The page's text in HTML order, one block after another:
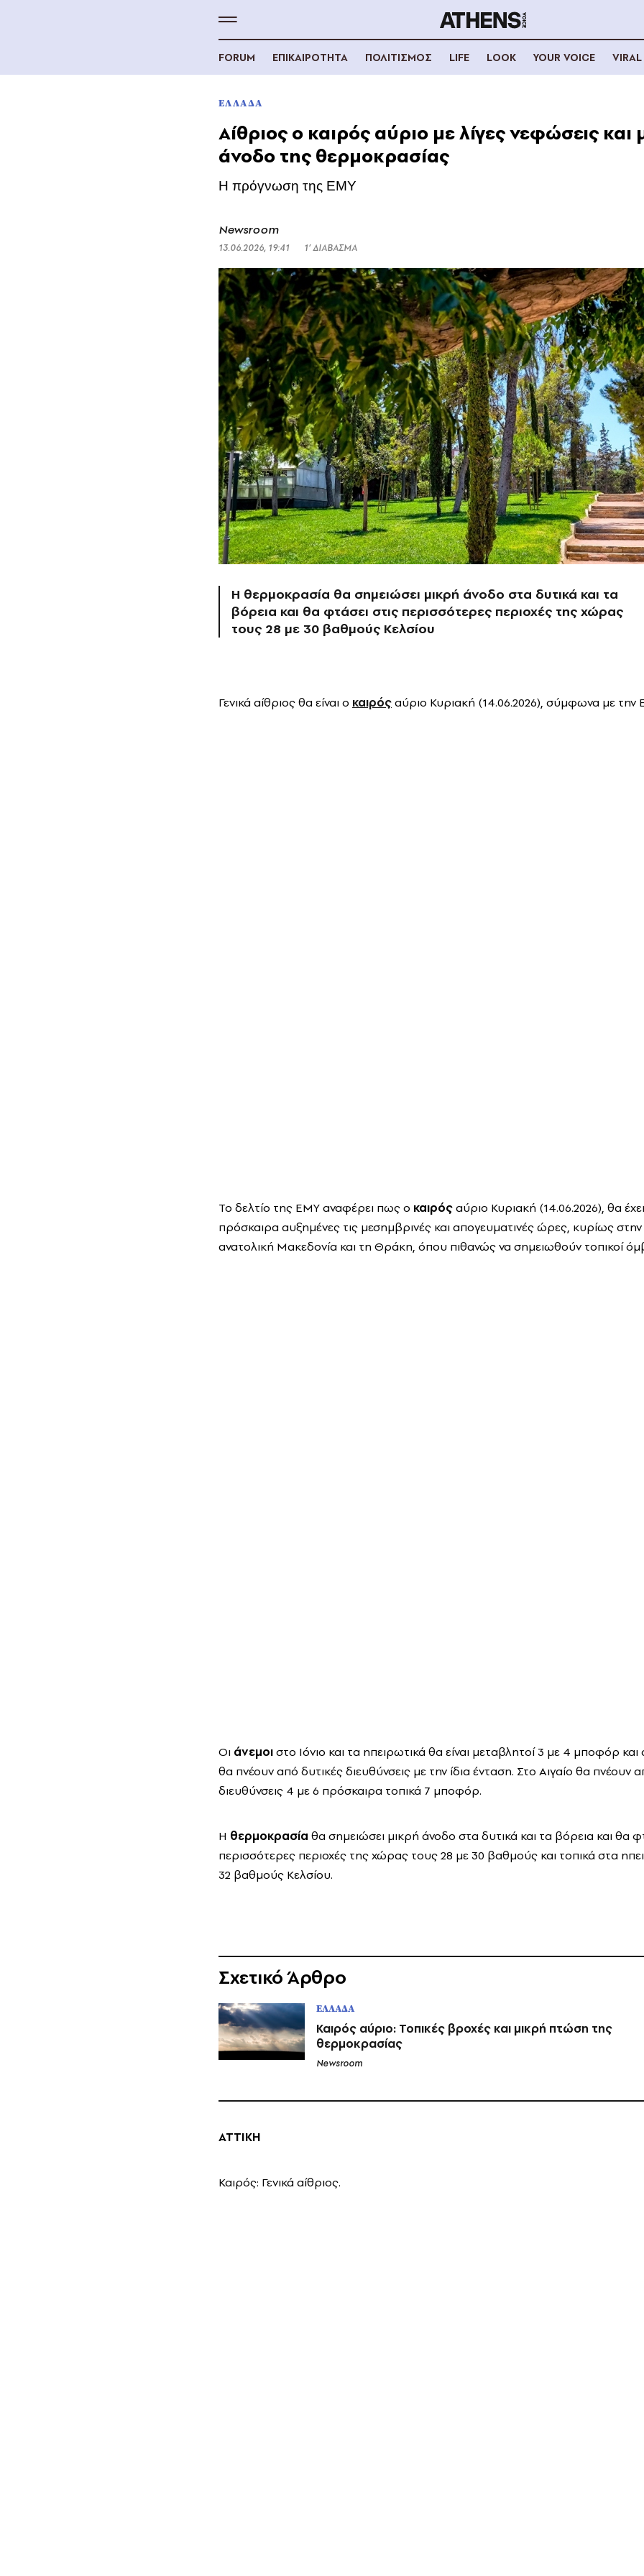
FORUM ΕΠΙΚΑΙΡΟΤΗΤΑ ΠΟΛΙΤΙΣΜΟΣ LIFE LOOK YOUR VOICE VIRAL
ΕΛΛΑΔΑ
Αίθριος o καιρός αύριο με λίγες νεφώσεις και
άνοδο της θερμοκρασίας
Η πρόγνωση της ΕΜΥ
Newsroom
13.06.2026, 19:41 1’ ΔΙΑΒΑΣΜΑ
Η θερμοκρασία θα σημειώσει μικρή άνοδο στα δυτικά και τα
βόρεια και θα φτάσει στις περισσότερες περιοχές της χώρας
τους 28 με 30 βαθμούς Κελσίου
Γενικά αίθριος θα είναι ο καιρόςαύριο Κυριακή (14.06.2026), σύμφωνα με την
Το δελτίο της ΕΜΥ αναφέρει πως ο καιρόςαύριο Κυριακή (14.06.2026), θα
πρόσκαιρα αυξημένες τις μεσημβρινές και απογευματινές ώρες, κυρίως
ανατολική Μακεδονία και τη Θράκη, όπου πιθανώς να σημειωθούν τοπικοί
Οι άνεμοιστο Ιόνιο και τα ηπειρωτικά θα είναι μεταβλητοί 3 με 4 μποφόρ
θα πνέουν από δυτικές διευθύνσεις με την ίδια ένταση. Στο Αιγαίο θα πνέουν
διευθύνσεις 4 με 6 πρόσκαιρα τοπικά 7 μποφόρ.
Η θερμοκρασία θα σημειώσει μικρή άνοδο στα δυτικά και τα βόρεια και θα
περισσότερες περιοχές της χώρας τους 28 με 30 βαθμούς και τοπικά στα
32 βαθμούς Κελσίου.
Σχετικό Άρθρο
ΕΛΛΑΔΑ
Καιρός αύριο: Τοπικές βροχές και μικρή πτώση της
θερμοκρασίας
Newsroom
ΑΤΤΙΚΗ
Καιρός: Γενικά αίθριος.